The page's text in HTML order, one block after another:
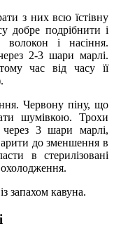
з них всю їстівну
добре подрібнити і
волокон і насіння.
2-3 шари марлі.
час від часу її
Червону піну, що
шумівкою. Трохи
через 3 шари марлі,
до зменшення в
в стерилізовані
запахом кавуна.